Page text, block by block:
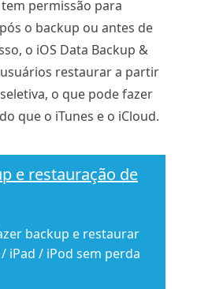
permissão para
o backup ou antes de
o iOS Data Backup &
restaurar a partir
o que pode fazer
que o iTunes e o iCloud.
e restauração de
backup e restaurar
iPad / iPod sem perda